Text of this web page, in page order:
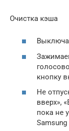
Очистка кэша
кнопку
Не
вверх»,
пока не
Samsung